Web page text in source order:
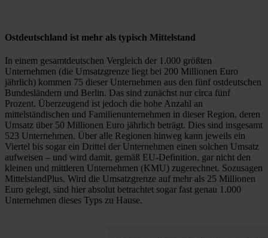
Ostdeutschland ist mehr als typisch Mittelstand
In einem gesamtdeutschen Vergleich der 1.000 größten
Unternehmen (die Umsatzgrenze liegt bei 200 Millionen Euro
jährlich) kommen 75 dieser Unternehmen aus den fünf ostdeutschen
Bundesländern und Berlin. Das sind zunächst nur circa fünf
Prozent. Überzeugend ist jedoch die hohe Anzahl an
mittelständischen und Familienunternehmen in dieser Region, deren
Umsatz über 50 Millionen Euro jährlich beträgt. Dies sind insgesamt
523 Unternehmen. Über alle Regionen hinweg kann jeweils ein
Viertel bis sogar ein Drittel der Unternehmen einen solchen Umsatz
aufweisen – und wird damit, gemäß EU-Definition, gar nicht den
kleinen und mittleren Unternehmen (KMU) zugerechnet. Sozusagen
MittelstandPlus. Wird die Umsatzgrenze auf mehr als 25 Millionen
Euro gelegt, sind hier absolut betrachtet sogar fast genau 1.000
Unternehmen dieses Typs zu Hause.